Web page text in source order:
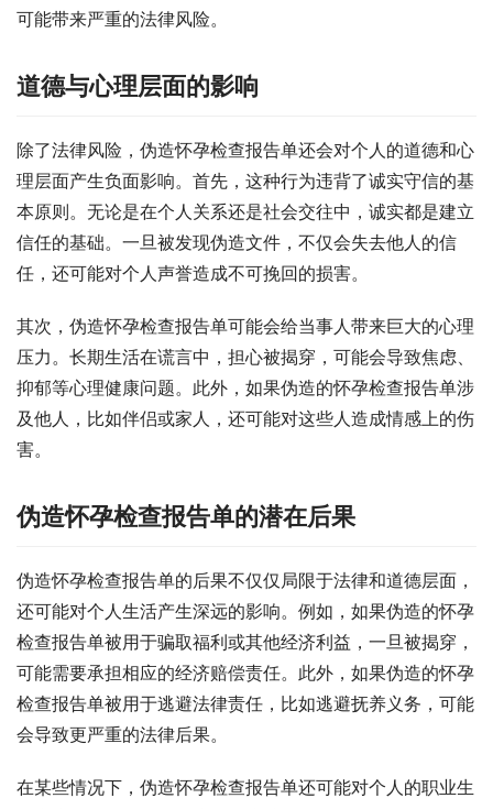
可能带来严重的法律风险。
道德与心理层面的影响
除了法律风险，伪造怀孕检查报告单还会对个人的道德和心
理层面产生负面影响。首先，这种行为违背了诚实守信的基
本原则。无论是在个人关系还是社会交往中，诚实都是建立
信任的基础。一旦被发现伪造文件，不仅会失去他人的信
任，还可能对个人声誉造成不可挽回的损害。
其次，伪造怀孕检查报告单可能会给当事人带来巨大的心理
压力。长期生活在谎言中，担心被揭穿，可能会导致焦虑、
抑郁等心理健康问题。此外，如果伪造的怀孕检查报告单涉
及他人，比如伴侣或家人，还可能对这些人造成情感上的伤
害。
伪造怀孕检查报告单的潜在后果
伪造怀孕检查报告单的后果不仅仅局限于法律和道德层面，
还可能对个人生活产生深远的影响。例如，如果伪造的怀孕
检查报告单被用于骗取福利或其他经济利益，一旦被揭穿，
可能需要承担相应的经济赔偿责任。此外，如果伪造的怀孕
检查报告单被用于逃避法律责任，比如逃避抚养义务，可能
会导致更严重的法律后果。
在某些情况下，伪造怀孕检查报告单还可能对个人的职业生